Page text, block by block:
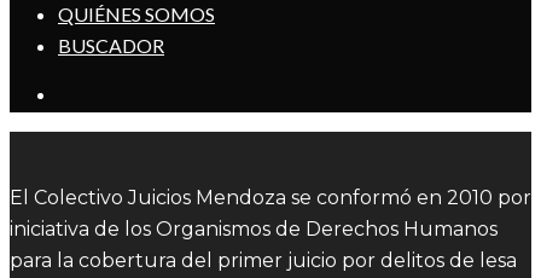
QUIÉNES SOMOS
BUSCADOR
El Colectivo Juicios Mendoza se conformó en 2010 por
iniciativa de los Organismos de Derechos Humanos
para la cobertura del primer juicio por delitos de lesa